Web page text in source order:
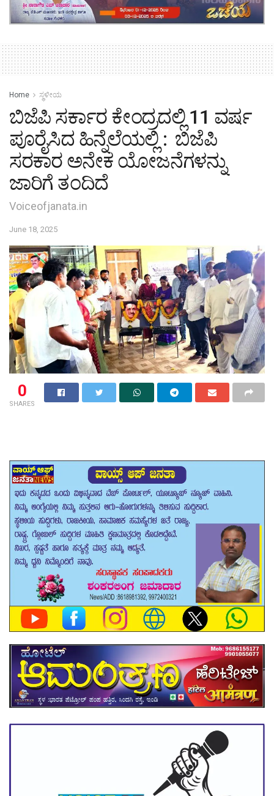
Home ಸ್ಥಳೀಯ
ಬಿಜೆಪಿ ಸರ್ಕಾರ ಕೇಂದ್ರದಲ್ಲಿ 11 ವರ್ಷ
ಪೂರೈಸಿದ ಹಿನ್ನೆಲೆಯಲ್ಲಿ : ಬಿಜೆಪಿ
ಸರಕಾರ ಅನೇಕ ಯೋಜನೆಗಳನ್ನು
ಜಾರಿಗೆ ತಂದಿದೆ
Voiceofjanata.in
June 18, 2025
0
SHARES